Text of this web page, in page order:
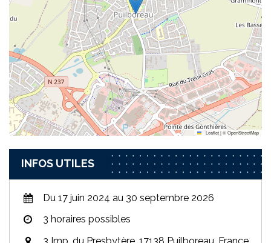
Leaflet|©OpenStreetMap
INFOS UTILES
Du 17 juin 2024 au 30 septembre 2026
3 horaires possibles